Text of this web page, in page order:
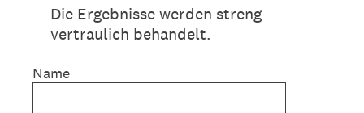
Die Ergebnisse werden streng
vertraulich behandelt.
Name